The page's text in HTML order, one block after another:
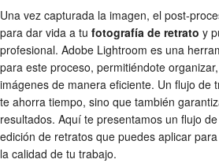
Una vez capturada la imagen, el post-
para dar vida a tu fotografía de retrato y
profesional. Adobe Lightroom es una
para este proceso, permitiéndote
imágenes de manera eficiente. Un flujo de
te ahorra tiempo, sino que también
resultados. Aquí te presentamos un flujo
edición de retratos que puedes aplicar
la calidad de tu trabajo.